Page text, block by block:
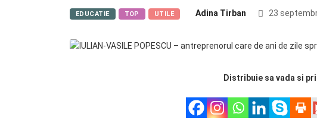
EDUCATIE TOP UTILE Adina Tirban 23
Distribuie sa vada si